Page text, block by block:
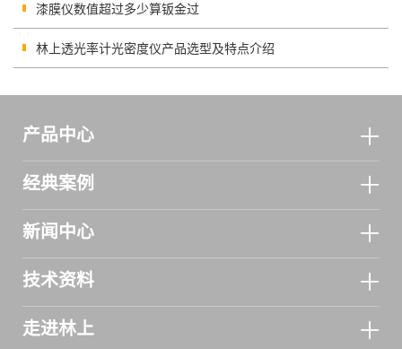
漆膜仪数值超过多少算钣金过
林上透光率计光密度仪产品选型及特点介绍
产品中心
经典案例
新闻中心
技术资料
走进林上